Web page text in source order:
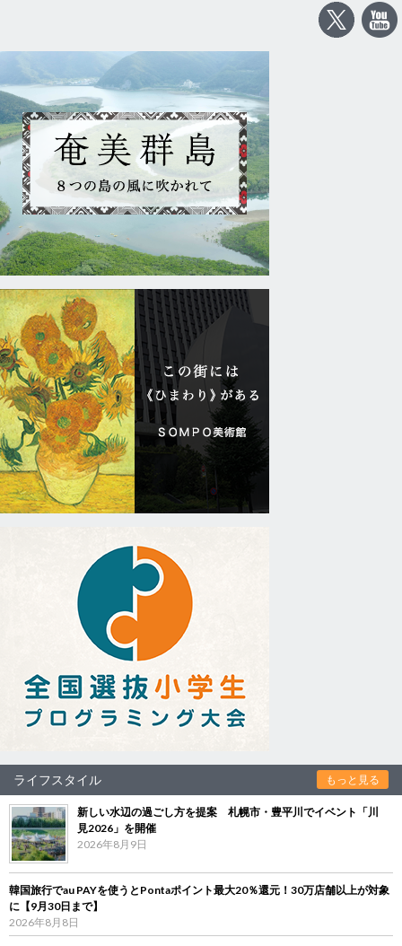
ライフスタイル もっと見る
新しい水辺の過ごし方を提案 札幌市・豊平川でイベント「川
見2026」を開催
2026年8月9日
韓国旅行でau PAYを使うとPontaポイント最大20％還元！30万店舗以上が対象
に【9月30日まで】
2026年8月8日